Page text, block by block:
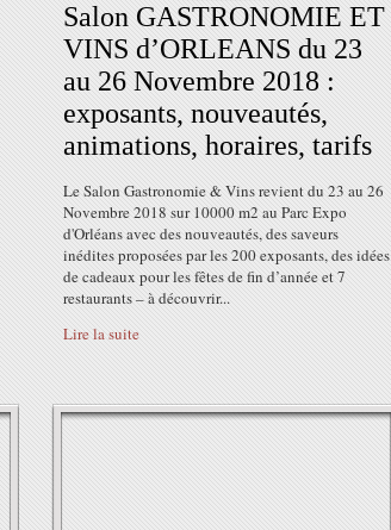
Salon GASTRONOMIE ET
VINS d’ORLEANS du 23
au 26 Novembre 2018 :
exposants, nouveautés,
animations, horaires, tarifs
Le Salon Gastronomie & Vins revient du 23 au 26
Novembre 2018 sur 10000 m2 au Parc Expo
d'Orléans avec des nouveautés, des saveurs
inédites proposées par les 200 exposants, des idées
de cadeaux pour les fêtes de fin d’année et 7
restaurants – à découvrir...
Lire la suite